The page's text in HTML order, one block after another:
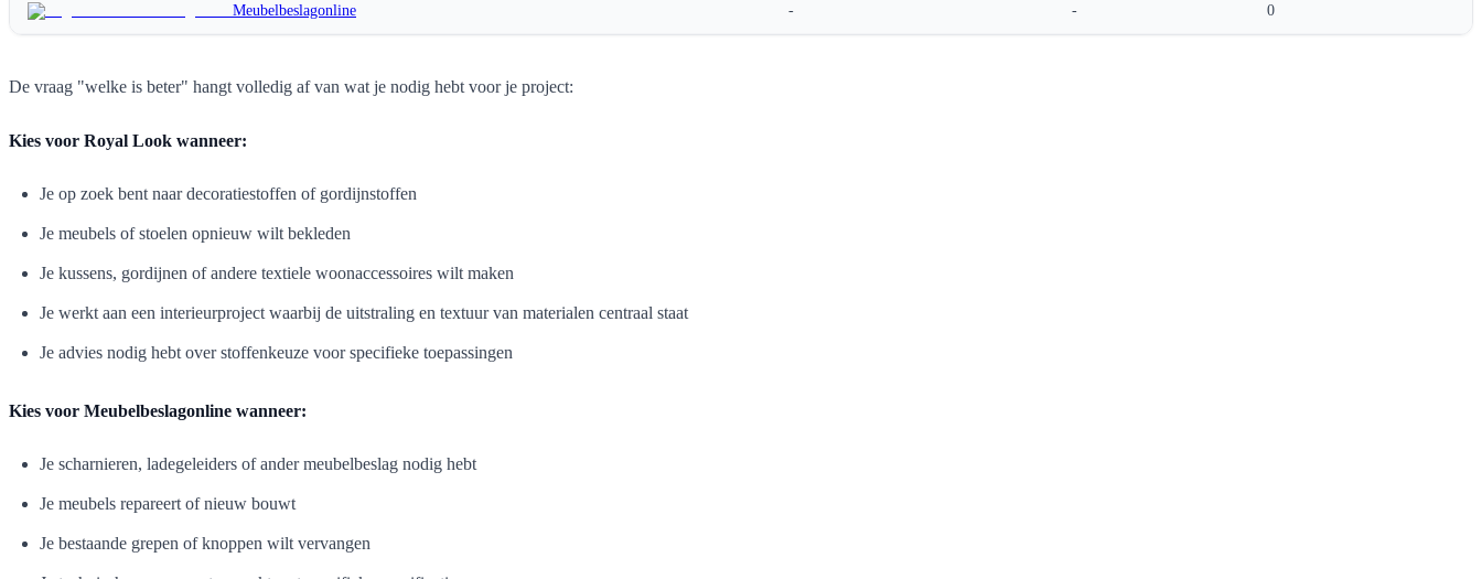
Meubelbeslagonline - - 0
De vraag "welke is beter" hangt volledig af van wat je nodig hebt voor je project:
Kies voor Royal Look wanneer:
Je op zoek bent naar decoratiestoffen of gordijnstoffen
Je meubels of stoelen opnieuw wilt bekleden
Je kussens, gordijnen of andere textiele woonaccessoires wilt maken
Je werkt aan een interieurproject waarbij de uitstraling en textuur van materialen centraal staat
Je advies nodig hebt over stoffenkeuze voor specifieke toepassingen
Kies voor Meubelbeslagonline wanneer:
Je scharnieren, ladegeleiders of ander meubelbeslag nodig hebt
Je meubels repareert of nieuw bouwt
Je bestaande grepen of knoppen wilt vervangen